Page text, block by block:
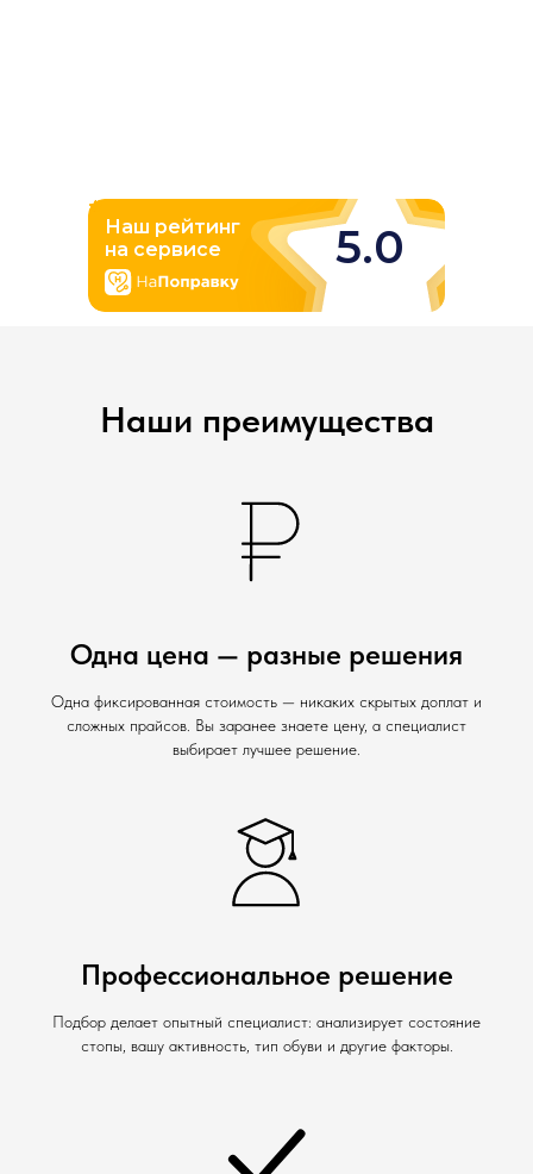
Наши преимущества
Одна цена — разные решения
Одна фиксированная стоимость — никаких скрытых доплат и
сложных прайсов. Вы заранее знаете цену, а специалист
выбирает лучшее решение.
Профессиональное решение
Подбор делает опытный специалист: анализирует состояние
стопы, вашу активность, тип обуви и другие факторы.